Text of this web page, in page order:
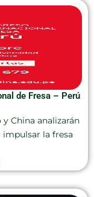
de Fresa – Perú
y China analizarán
la fresa